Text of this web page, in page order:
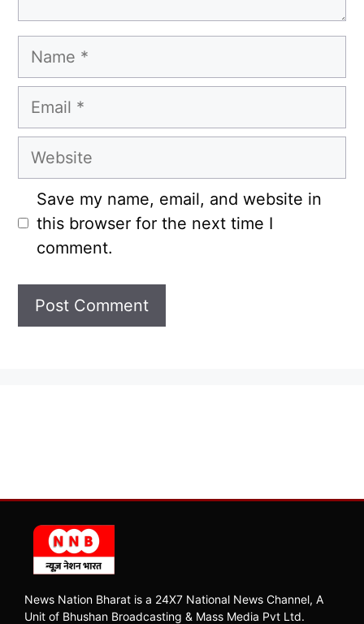
Name
Email
Website
Save my name, email, and website in
this browser for the next time I
comment.
News Nation Bharat is a 24X7 National News Channel, A
Unit of Bhushan Broadcasting & Mass Media Pvt Ltd.